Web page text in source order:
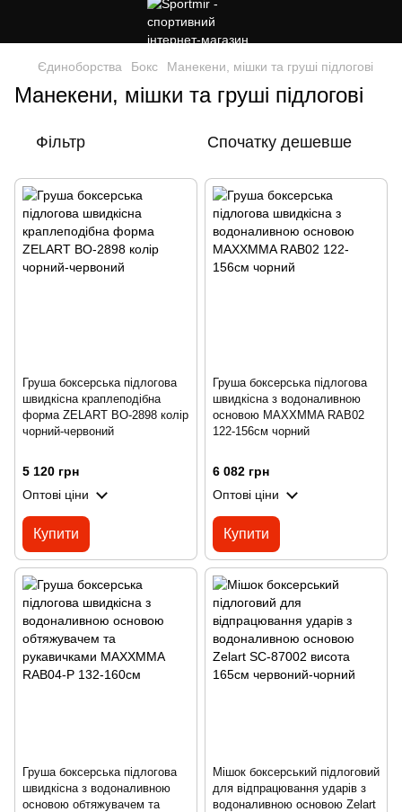
Єдиноборства Бокс Манекени, мішки та груші підлогові
Манекени, мішки та груші підлогові
Фільтр Спочатку дешевше
Груша боксерська підлогова
швидкісна краплеподібна
форма ZELART BO-2898 колір
чорний-червоний
5 120 грн
Оптові ціни
Купити
Груша боксерська підлогова
швидкісна з водоналивною
основою MAXXMMA RAB02
122-156см чорний
6 082 грн
Оптові ціни
Купити
Груша боксерська підлогова
швидкісна з водоналивною
основою обтяжувачем та
Мішок боксерський підлоговий
для відпрацювання ударів з
водоналивною основою Zelart